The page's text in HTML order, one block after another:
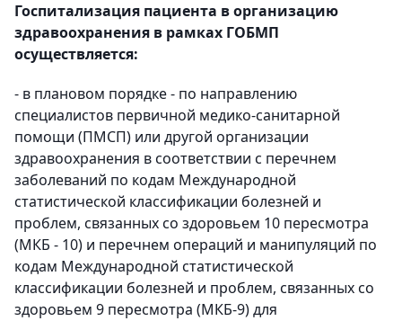
Госпитализация пациента в организацию
здравоохранения в рамках ГОБМП
осуществляется:
- в плановом порядке - по направлению
специалистов первичной медико-санитарной
помощи (ПМСП) или другой организации
здравоохранения в соответствии с перечнем
заболеваний по кодам Международной
статистической классификации болезней и
проблем, связанных со здоровьем 10 пересмотра
(МКБ - 10) и перечнем операций и манипуляций по
кодам Международной статистической
классификации болезней и проблем, связанных со
здоровьем 9 пересмотра (МКБ-9) для